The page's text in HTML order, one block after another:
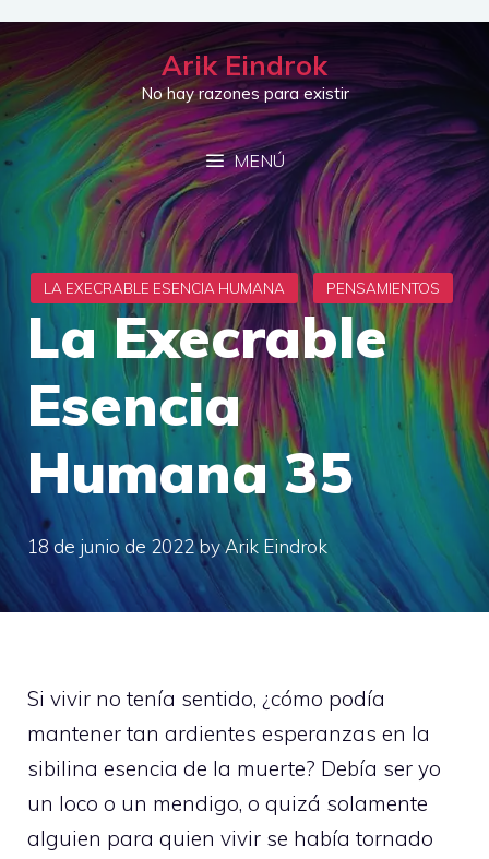
Saltar
contenido
Arik Eindrok
No hay razones para existir
MENÚ
La Execrable
Esencia
Humana 35
18 de junio de 2022byArik Eindrok
Si vivir no tenía sentido, ¿cómo podía
mantener tan ardientes esperanzas en la
sibilina esencia de la muerte? Debía ser yo
un loco o un mendigo, o quizá solamente
alguien para quien vivir se había tornado